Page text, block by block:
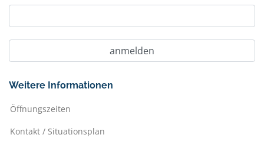
Weitere Informationen
Öffnungszeiten
Kontakt / Situationsplan